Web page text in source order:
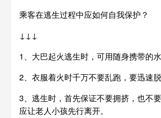
乘客在逃生过程中应如何自我保护？
↓↓↓
1、大巴起火逃生时，可用随身携带的
2、衣服着火时千万不要乱跑，要迅速
3、逃生时，首先保证不要拥挤，也不
应让老人小孩先行离开。